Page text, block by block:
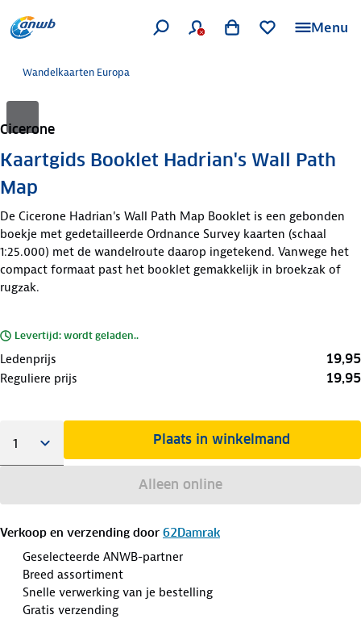
Menu
Wandelkaarten Europa
Cicerone
Kaartgids Booklet Hadrian's Wall Path
Map
De Cicerone Hadrian's Wall Path Map Booklet is een gebonden
boekje met gedetailleerde Ordnance Survey kaarten (schaal
1:25.000) met de wandelroute daarop ingetekend. Vanwege het
compact formaat past het booklet gemakkelijk in broekzak of
rugzak.
Levertijd: wordt geladen..
Ledenprijs 19,95
Reguliere prijs 19,95
Plaats in winkelmand
Alleen online
Verkoop en verzending door 62Damrak
Geselecteerde ANWB-partner
Breed assortiment
Snelle verwerking van je bestelling
Gratis verzending